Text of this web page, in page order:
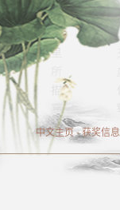
中文主页-获奖信息